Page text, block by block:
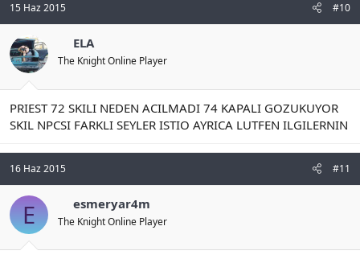
15 Haz 2015 #10
ELA
The Knight Online Player
PRIEST 72 SKILI NEDEN ACILMADI 74 KAPALI GOZUKUYOR
SKIL NPCSI FARKLI SEYLER ISTIO AYRICA LUTFEN ILGILERNIN
16 Haz 2015 #11
E esmeryar4m
The Knight Online Player